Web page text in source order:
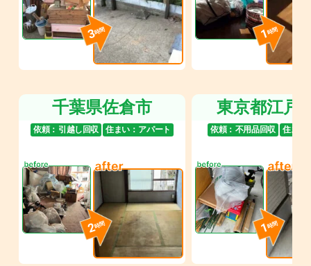
3時間 1時間
千葉県佐倉市
依頼： 引越し回収 住まい： アパート
2時間
東京都江戸
依頼： 不用品回収 住まい
1時間